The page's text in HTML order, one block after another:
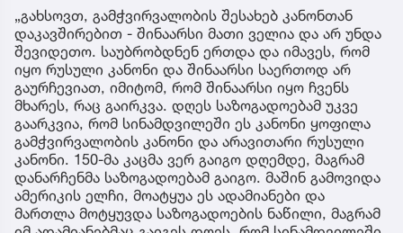
„გახსოვთ, გამჭვირვალობის შესახებ კანონთან
დაკავშირებით - შინაარსი მათი ველია და არ უნდა
შევიდეთო. საუბრობდნენ ერთდა და იმავეს, რომ
იყო რუსული კანონი და შინაარსი საერთოდ არ
გაურჩევიათ, იმიტომ, რომ შინაარსი იყო ჩვენს
მხარეს, რაც გაირკვა. დღეს საზოგადოებამ უკვე
გაარკვია, რომ სინამდვილეში ეს კანონი ყოფილა
გამჭვირვალობის კანონი და არავითარი რუსული
კანონი. 150-მა კაცმა ვერ გაიგო დღემდე, მაგრამ
დანარჩენმა საზოგადოებამ გაიგო. მაშინ გამოვიდა
ამერიკის ელჩი, მოატყუა ეს ადამიანები და
მართლა მოტყუვდა საზოგადოების ნაწილი, მაგრამ